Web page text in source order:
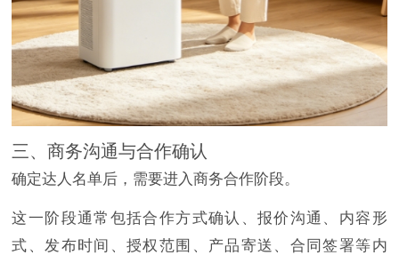
三、商务沟通与合作确认
确定达人名单后，需要进入商务合作阶段。
这一阶段通常包括合作方式确认、报价沟通、内容形
式、发布时间、授权范围、产品寄送、合同签署等内